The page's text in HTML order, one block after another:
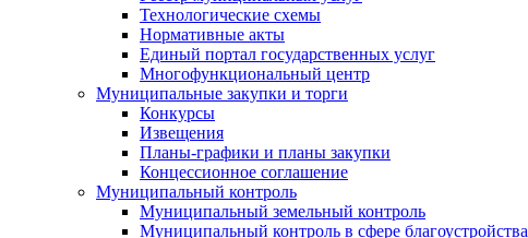
Технологические схемы
Нормативные акты
Единый портал государственных услуг
Многофункциональный центр
Муниципальные закупки и торги
Конкурсы
Извещения
Планы-графики и планы закупки
Концессионное соглашение
Муниципальный контроль
Муниципальный земельный контроль
Муниципальный контроль в сфере благоустройства